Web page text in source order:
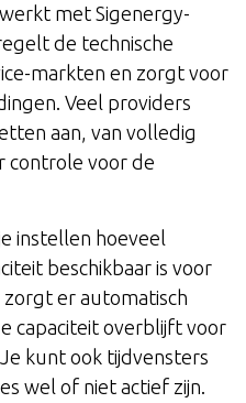
met Sigenergy-
de technische
markten en zorgt voor
Veel providers
aan, van volledig
controle voor de
instellen hoeveel
beschikbaar is voor
er automatisch
capaciteit overblijft voor
kunt ook tijdvensters
wel of niet actief zijn.